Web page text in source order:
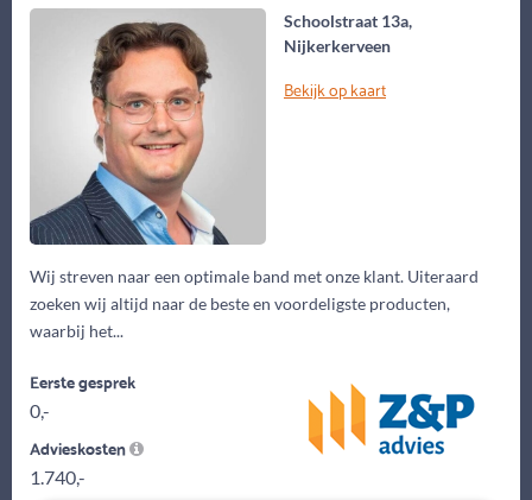
Schoolstraat 13a,
Nijkerkerveen
Bekijk op kaart
Wij streven naar een optimale band met onze klant. Uiteraard
zoeken wij altijd naar de beste en voordeligste producten,
waarbij het...
Eerste gesprek
0,-
Advieskosten
1.740,-